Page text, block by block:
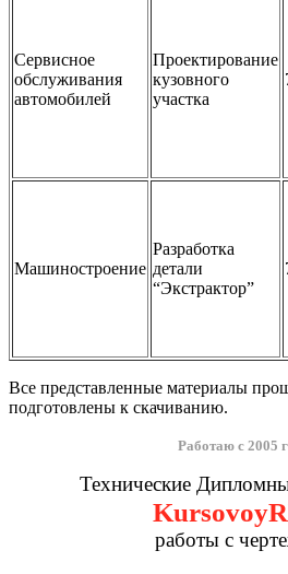
Сервисное
обслуживания
автомобилей
Проектирование
кузовного
участка
Машиностроение
Разработка
детали
“Экстрактор”
Все представленные материалы
подготовлены к скачиванию.
Работаю с 2005
Технические
работы с